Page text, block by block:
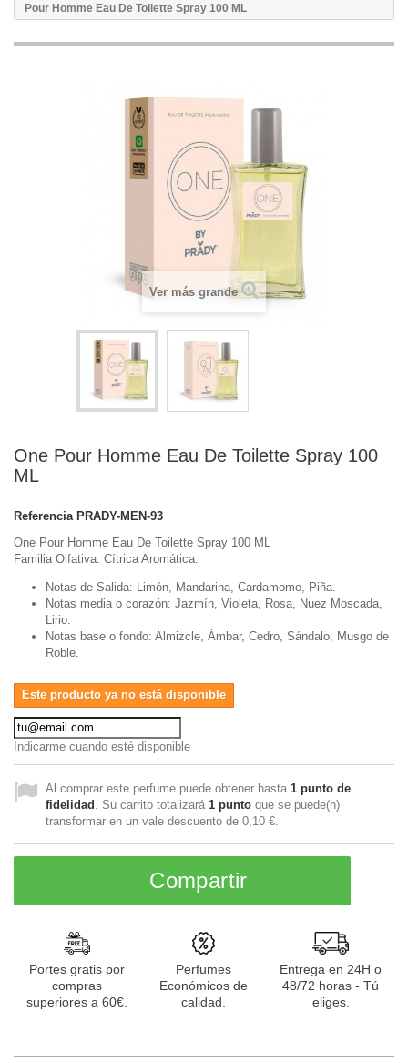
Pour Homme Eau De Toilette Spray 100 ML
Ver más grande
One Pour Homme Eau De Toilette Spray 100
ML
Referencia PRADY-MEN-93
One Pour Homme Eau De Toilette Spray 100 ML
Familia Olfativa: Cítrica Aromática.
Notas de Salida: Limón, Mandarina, Cardamomo, Piña.
Notas media o corazón: Jazmín, Violeta, Rosa, Nuez Moscada,
Lirio.
Notas base o fondo: Almizcle, Ámbar, Cedro, Sándalo, Musgo de
Roble.
Este producto ya no está disponible
Indicarme cuando esté disponible
Al comprar este perfume puede obtener hasta 1 punto de
fidelidad . Su carrito totalizará 1 punto que se puede(n)
transformar en un vale descuento de 0,10 €
Compartir
Portes gratis por
compras
superiores a 60€.
Perfumes
Económicos de
calidad.
Entrega en 24H o
48/72 horas - Tú
eliges.